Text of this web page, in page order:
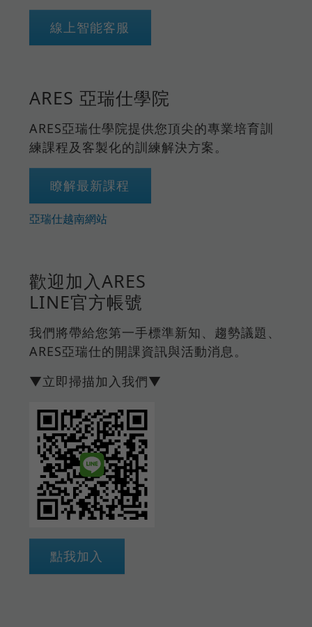
線上智能客服
ARES 亞瑞仕學院
ARES亞瑞仕學院提供您頂尖的專業培育訓
練課程及客製化的訓練解決方案。
瞭解最新課程
亞瑞仕越南網站
歡迎加入ARES
LINE官方帳號
我們將帶給您第一手標準新知、趨勢議題、
ARES亞瑞仕的開課資訊與活動消息。
▼立即掃描加入我們▼
點我加入